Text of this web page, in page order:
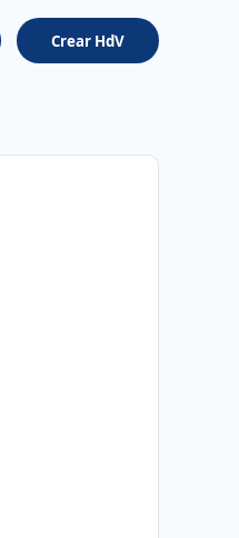
Crear HdV